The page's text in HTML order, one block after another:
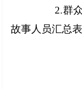
2.群众身
故事人员汇总表